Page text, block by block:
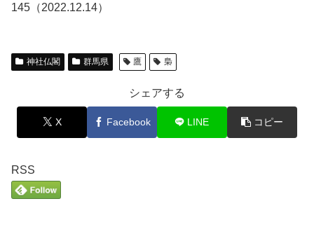
145（2022.12.14）
神社仏閣 群馬県 鷹 梟
シェアする
X Facebook LINE コピー
RSS